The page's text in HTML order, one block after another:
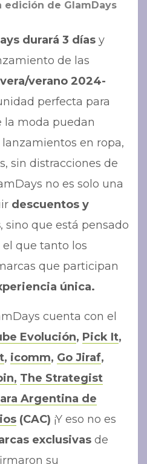
edición de GlamDays
durará 3 días y
de las
verano 2024-
perfecta para
la moda puedan
en ropa,
sin distracciones de
no es solo una
descuentos y
, sino que está pensado
que tanto los
que participan
única.
cuenta con el
Evolución, Pick It,
, icomm, Go Jiraf,
The Strategist
Argentina de
(CAC) ¡Y eso no es
exclusivas de
su